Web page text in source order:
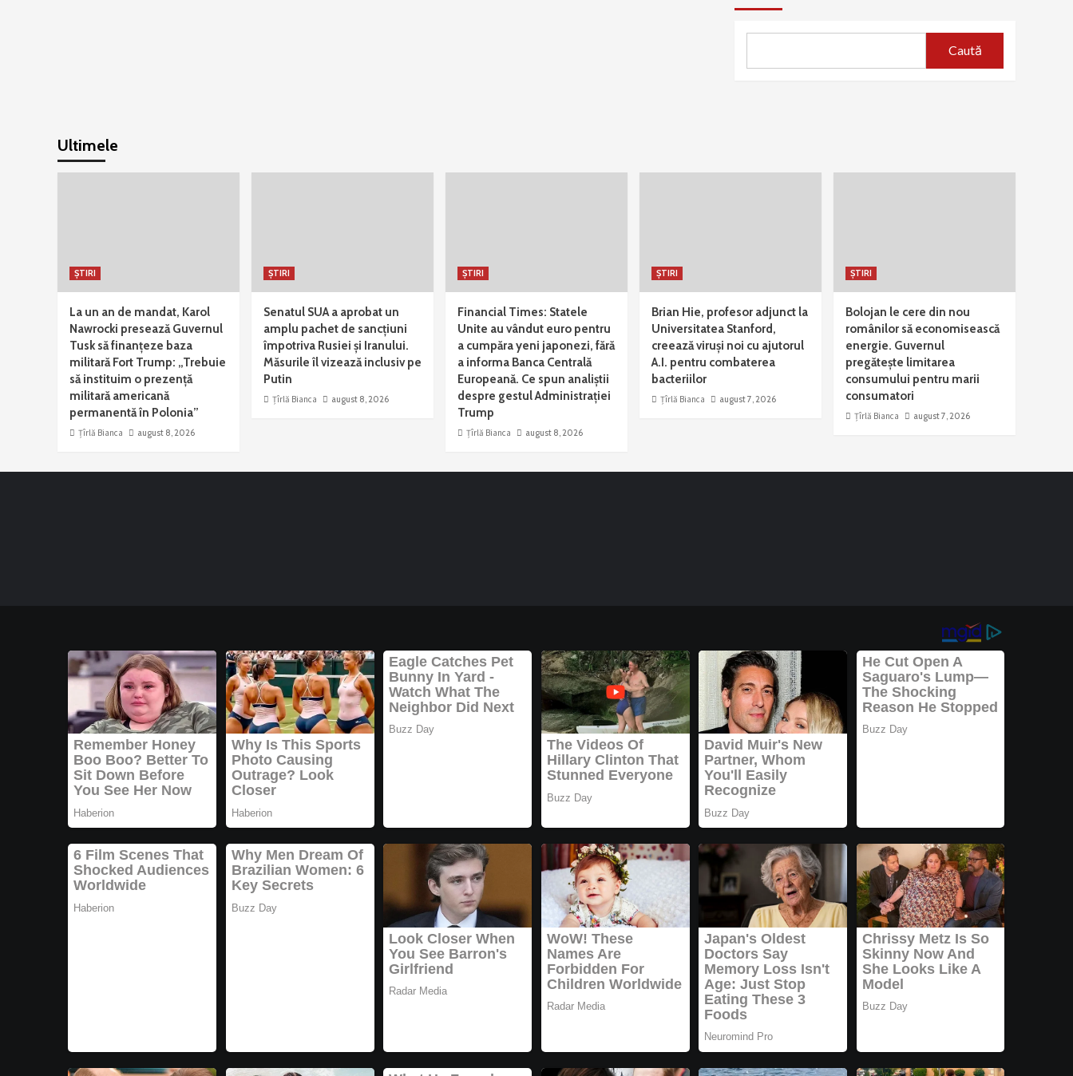
Caută
Ultimele
ȘTIRI
La un an de mandat, Karol
Nawrocki presează Guvernul
Tusk să finanțeze baza
militară Fort Trump: „Trebuie
să instituim o prezență
militară americană
permanentă în Polonia”
Țîrlă Bianca august 8, 2026
ȘTIRI
Senatul SUA a aprobat un
amplu pachet de sancțiuni
împotriva Rusiei și Iranului.
Măsurile îl vizează inclusiv pe
Putin
Țîrlă Bianca august 8, 2026
ȘTIRI
Financial Times: Statele
Unite au vândut euro pentru
a cumpăra yeni japonezi, fără
a informa Banca Centrală
Europeană. Ce spun analiștii
despre gestul Administrației
Trump
Țîrlă Bianca august 8, 2026
ȘTIRI
Brian Hie, profesor adjunct la
Universitatea Stanford,
creează viruși noi cu ajutorul
A.I. pentru combaterea
bacteriilor
Țîrlă Bianca august 7, 2026
ȘTIRI
Bolojan le cere din nou
românilor să economisească
energie. Guvernul
pregătește limitarea
consumului pentru marii
consumatori
Țîrlă Bianca august 7, 2026